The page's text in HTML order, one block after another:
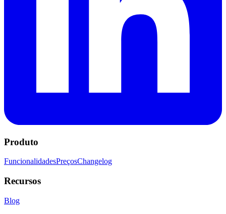
Produto
FuncionalidadesPreçosChangelog
Recursos
Blog